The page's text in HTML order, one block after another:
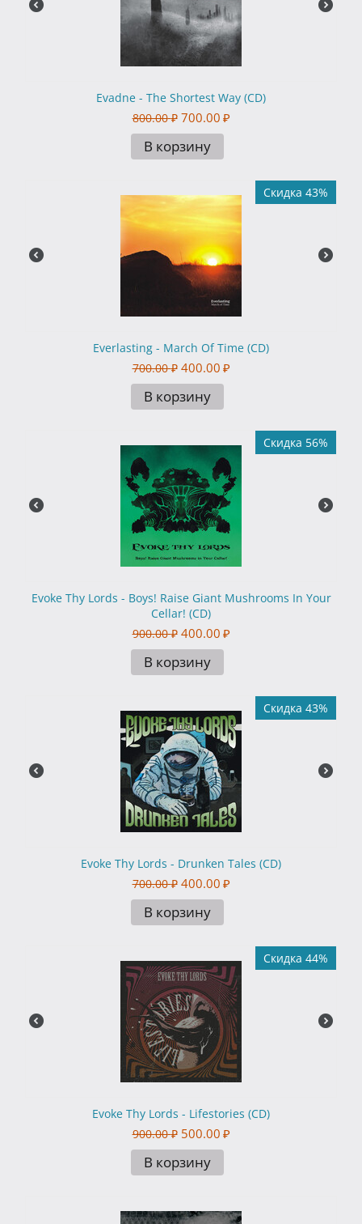
Evadne - The Shortest Way (CD)
800.00 ₽ 700.00 ₽
В корзину
Скидка 43%
Everlasting - March Of Time (CD)
700.00 ₽ 400.00 ₽
В корзину
Скидка 56%
Evoke Thy Lords - Boys! Raise Giant Mushrooms In Your
Cellar! (CD)
900.00 ₽ 400.00 ₽
В корзину
Скидка 43%
Evoke Thy Lords - Drunken Tales (CD)
700.00 ₽ 400.00 ₽
В корзину
Скидка 44%
Evoke Thy Lords - Lifestories (CD)
900.00 ₽ 500.00 ₽
В корзину